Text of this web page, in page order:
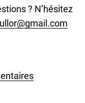
? N’hésitez